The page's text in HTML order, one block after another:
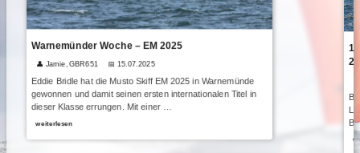
Warnemünder Woche – EM 2025
👤 Jamie, GBR651 📅 15.07.2025
Eddie Bridle hat die Musto Skiff EM 2025 in Warnemünde
gewonnen und damit seinen ersten internationalen Titel in
dieser Klasse errungen. Mit einer …
weiterlesen